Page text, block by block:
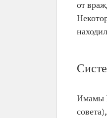
от
Имамы